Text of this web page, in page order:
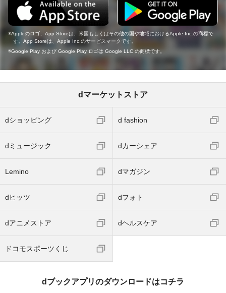
Appleのロゴ、App Storeは、米国もしくはその他の国や地域におけるApple Inc.の商標で
す。App Storeは、Apple Inc.のサービスマークです。
Google Play および Google Play ロゴは Google LLC の商標です。
dマーケットストア
dショッピング d fashion
dミュージック dカーシェア
Lemino dマガジン
dヒッツ dフォト
dアニメストア dヘルスケア
ドコモスポーツくじ
dブックアプリのダウンロードはコチラ